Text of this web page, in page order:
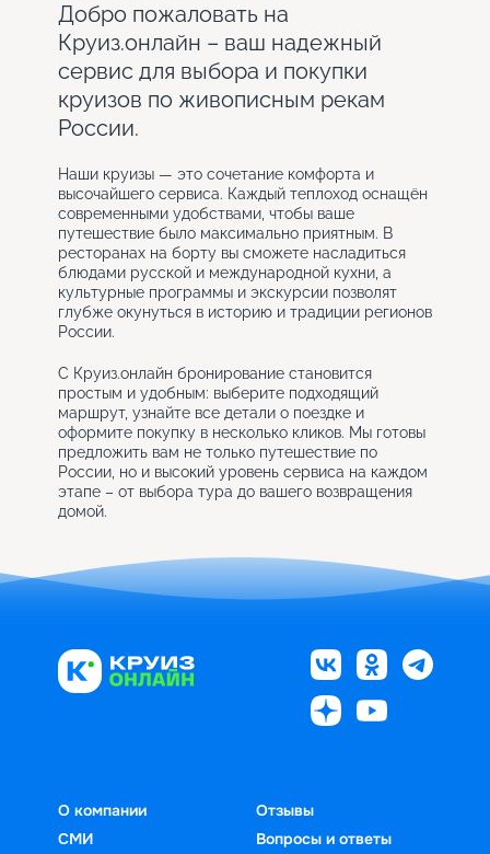
Добро пожаловать на
Круиз.онлайн – ваш надежный
сервис для выбора и покупки
круизов по живописным рекам
России.
Наши круизы — это сочетание комфорта и
высочайшего сервиса. Каждый теплоход оснащён
современными удобствами, чтобы ваше
путешествие было максимально приятным. В
ресторанах на борту вы сможете насладиться
блюдами русской и международной кухни, а
культурные программы и экскурсии позволят
глубже окунуться в историю и традиции регионов
России.
С Круиз.онлайн бронирование становится
простым и удобным: выберите подходящий
маршрут, узнайте все детали о поездке и
оформите покупку в несколько кликов. Мы готовы
предложить вам не только путешествие по
России, но и высокий уровень сервиса на каждом
этапе – от выбора тура до вашего возвращения
домой.
О компании
СМИ
Отзывы
Вопросы и ответы